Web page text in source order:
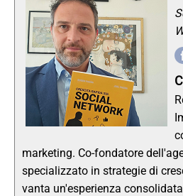
marketing. Co-fondatore
specializzato in strategie di
vanta un'esperienza